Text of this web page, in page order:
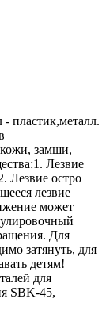
пластик,металл.
кожи, замши,
Лезвие
Лезвие остро
лезвие
может
Для
затянуть, для
детям!
для
SBK-45,